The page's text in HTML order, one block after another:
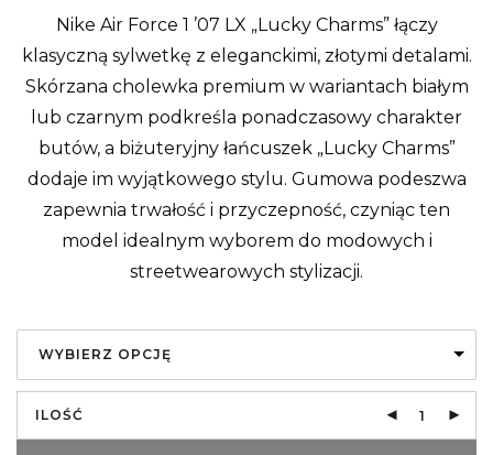
Nike Air Force 1 ’07 LX „Lucky Charms” łączy
klasyczną sylwetkę z eleganckimi, złotymi detalami.
Skórzana cholewka premium w wariantach białym
lub czarnym podkreśla ponadczasowy charakter
butów, a biżuteryjny łańcuszek „Lucky Charms”
dodaje im wyjątkowego stylu. Gumowa podeszwa
zapewnia trwałość i przyczepność, czyniąc ten
model idealnym wyborem do modowych i
streetwearowych stylizacji.
WYBIERZ OPCJĘ
ILOŚĆ